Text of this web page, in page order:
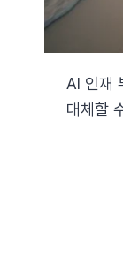
기술지원
Search
AI 인재
대체할